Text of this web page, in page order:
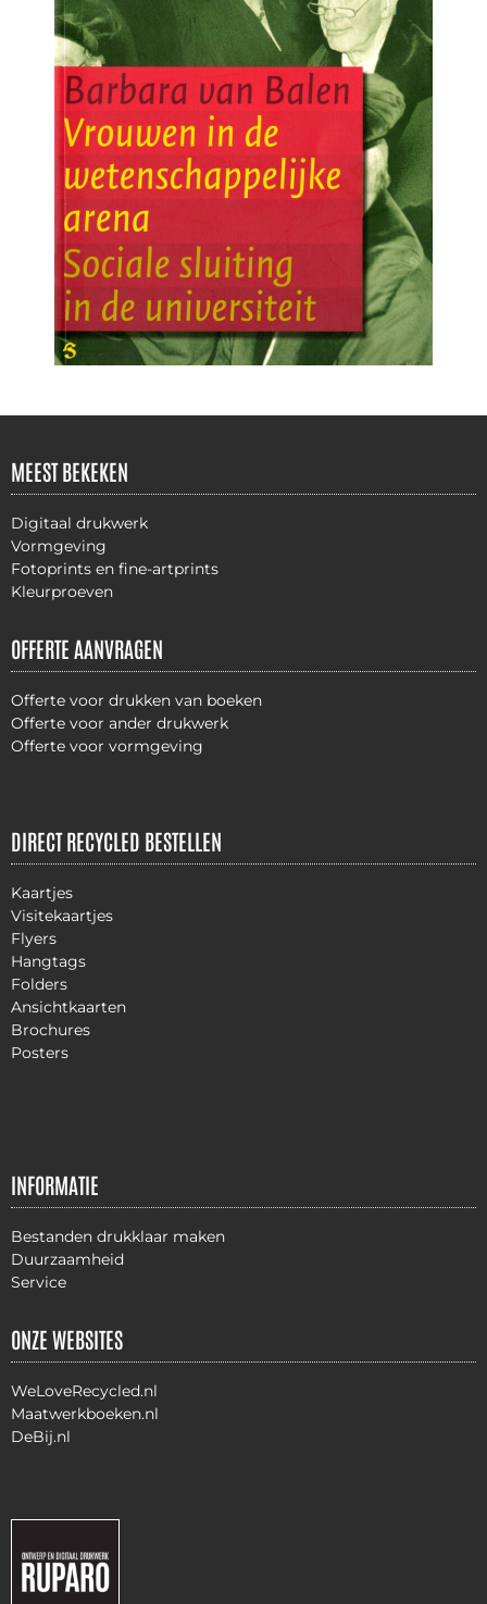
MEEST BEKEKEN
Digitaal drukwerk
Vormgeving
Fotoprints en fine-artprints
Kleurproeven
OFFERTE AANVRAGEN
Offerte voor drukken van boeken
Offerte voor ander drukwerk
Offerte voor vormgeving
DIRECT RECYCLED BESTELLEN
Kaartjes
Visitekaartjes
Flyers
Hangtags
Folders
Ansichtkaarten
Brochures
Posters
INFORMATIE
Bestanden drukklaar maken
Duurzaamheid
Service
ONZE WEBSITES
WeLoveRecycled.nl
Maatwerkboeken.nl
DeBij.nl